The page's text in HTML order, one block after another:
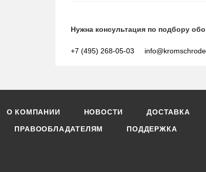
Нужна консультация по подбору
+7 (495) 268-05-03
О КОМПАНИИ НОВОСТИ ДОСТАВКА
ПРАВООБЛАДАТЕЛЯМ ПОДДЕРЖКА